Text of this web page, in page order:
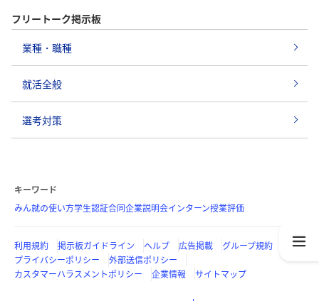
フリートーク掲示板
業種・職種
就活全般
選考対策
キーワード
みん就の使い方学生認証合同企業説明会インターン授業評価
利用規約 掲示板ガイドライン ヘルプ 広告掲載
グループ規約
プライバシーポリシー
外部送信ポリシー
カスタマーハラスメントポリシー
企業情報 サイトマップ